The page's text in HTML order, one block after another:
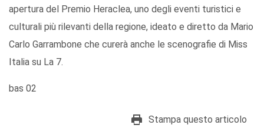
apertura del Premio Heraclea, uno degli eventi turistici e
culturali più rilevanti della regione, ideato e diretto da Mario
Carlo Garrambone che curerà anche le scenografie di Miss
Italia su La 7.
bas 02
Stampa questo articolo